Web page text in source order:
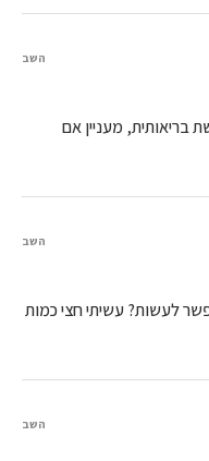
בריאותית, מעניין אם
השב
לעשות? עשיתי חצי כמות
השב
השב